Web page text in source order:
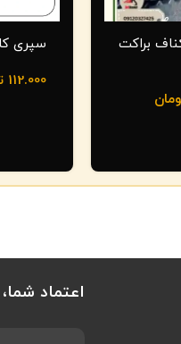
براکت
سپری
112.000
اعتماد